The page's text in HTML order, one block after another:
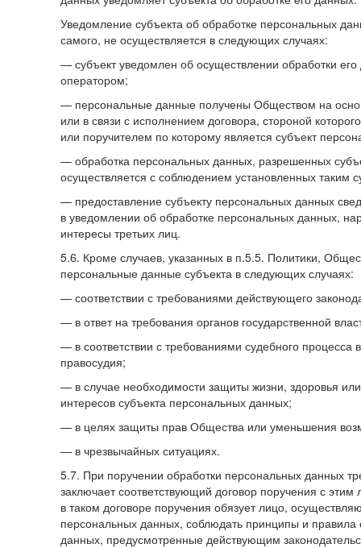
Уведомление субъекта об обработке персональных
самого, не осуществляется в следующих случаях:
— субъект уведомлен об осуществлении обработки
оператором;
— персональные данные получены Обществом на
или в связи с исполнением договора, стороной
или поручителем по которому является субъект
— обработка персональных данных, разрешенных
осуществляется с соблюдением установленных таким
— предоставление субъекту персональных данных
в уведомлении об обработке персональных данных,
интересы третьих лиц.
5.6. Кроме случаев, указанных в п.5.5. Политики,
персональные данные субъекта в следующих случаях:
— соответствии с требованиями действующего
— в ответ на требования органов государственной
— в соответствии с требованиями судебного процесса
правосудия;
— в случае необходимости защиты жизни, здоровья
интересов субъекта персональных данных;
— в целях защиты прав Общества или уменьшения
— в чрезвычайных ситуациях.
5.7. При поручении обработки персональных данных
заключает соответствующий договор поручения с
в таком договоре поручения обязует лицо,
персональных данных, соблюдать принципы и правила
данных, предусмотренные действующим